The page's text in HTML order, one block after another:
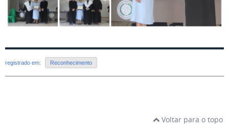
registrado em: Reconhecimento
Voltar para o topo